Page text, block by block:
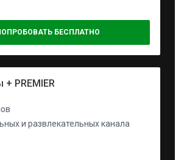
БЕСПЛАТНО
PREMIER
и развлекательных канала